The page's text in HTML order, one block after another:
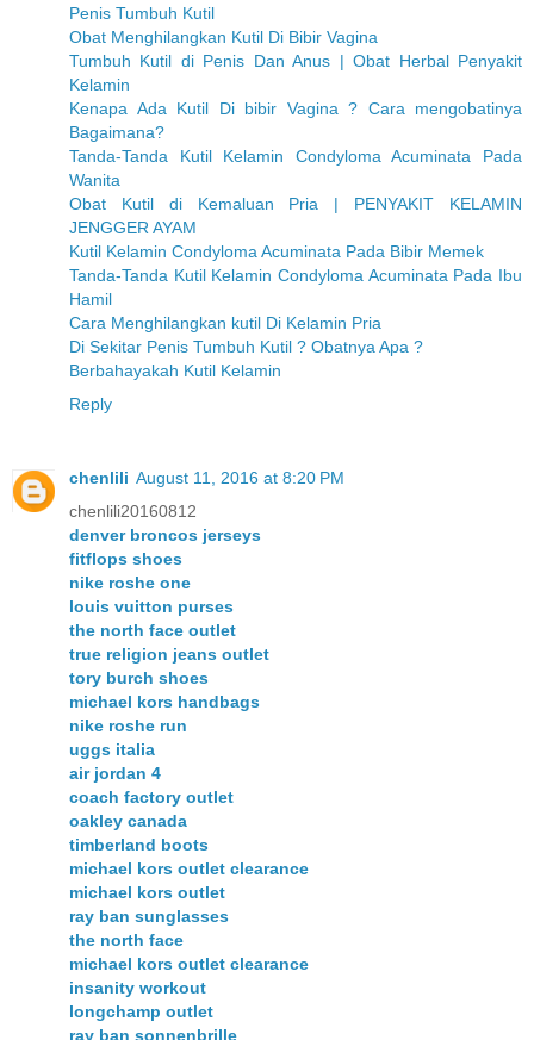
Penis Tumbuh Kutil
Obat Menghilangkan Kutil Di Bibir Vagina
Tumbuh Kutil di Penis Dan Anus | Obat Herbal Penyakit
Kelamin
Kenapa Ada Kutil Di bibir Vagina ? Cara mengobatinya
Bagaimana?
Tanda-Tanda Kutil Kelamin Condyloma Acuminata Pada
Wanita
Obat Kutil di Kemaluan Pria | PENYAKIT KELAMIN
JENGGER AYAM
Kutil Kelamin Condyloma Acuminata Pada Bibir Memek
Tanda-Tanda Kutil Kelamin Condyloma Acuminata Pada Ibu
Hamil
Cara Menghilangkan kutil Di Kelamin Pria
Di Sekitar Penis Tumbuh Kutil ? Obatnya Apa ?
Berbahayakah Kutil Kelamin
Reply
chenlili August 11, 2016 at 8:20 PM
chenlili20160812
denver broncos jerseys
fitflops shoes
nike roshe one
louis vuitton purses
the north face outlet
true religion jeans outlet
tory burch shoes
michael kors handbags
nike roshe run
uggs italia
air jordan 4
coach factory outlet
oakley canada
timberland boots
michael kors outlet clearance
michael kors outlet
ray ban sunglasses
the north face
michael kors outlet clearance
insanity workout
longchamp outlet
ray ban sonnenbrille